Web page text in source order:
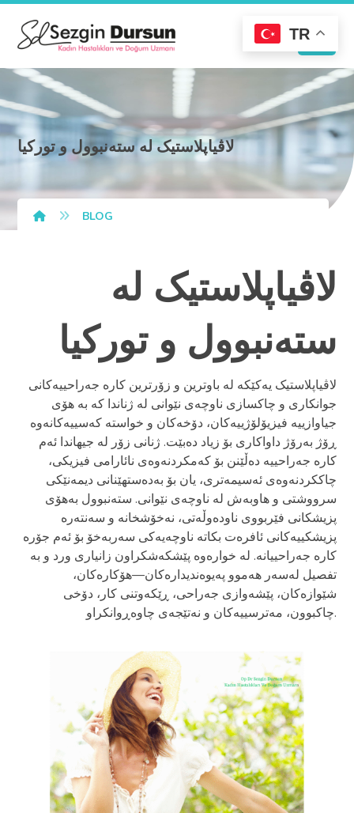
لاڤیاپلاستیک لە ستەنبوول و تورکیا
BLOG
لاڤیاپلاستیک لە
ستەنبوول و تورکیا
لاڤیاپلاستیک یەکێکە لە باوترین و زۆرترین کارە جەراحییەکانی
جوانکاری و چاکسازی ناوچەی نێوانی لە ژناندا کە بە هۆی
جیاوازییە فیزیۆلۆژییەکان، دۆخەکان و خواستە کەسییەکانەوە
ڕۆژ بەرۆژ داواکاری بۆ زیاد دەبێت. ژنانی زۆر لە جیھاندا ئەم
کارە جەراحییە دەڵێنن بۆ کەمکردنەوەی نائارامی فیزیکی،
چاککردنەوەی ئەسیمەتری، یان بۆ بەدەستهێنانی دیمەنێکی
سرووشتی و هاوبەش لە ناوچەی نێوانی. ستەنبوول بەهۆی
پزیشکانی فێربووی ناودەوڵەتی، نەخۆشخانە و سەنتەرە
پزیشکییەکانی ئافرەت بکاتە ناوچەیەکی سەربەخۆ بۆ ئەم جۆرە
کارە جەراحییانە. لە خوارەوە پێشکەشکراون زانیاری ورد و بە
تفصیل لەسەر هەموو پەیوەندیدارەکان—هۆکارەکان،
شێوازەکان، پێشەوازی جەراحی، ڕێکەوتنی کار، دۆخی
چاکبوون، مەترسییەکان و نەتێجەی چاوەڕوانکراو.
TR